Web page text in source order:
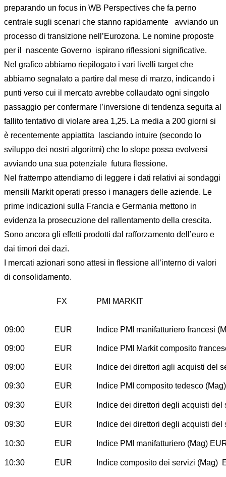
preparando un focus in WB Perspectives che fa perno
centrale sugli scenari che stanno rapidamente avviando un
processo di transizione nell’Eurozona. Le nomine proposte
per il nascente Governo ispirano riflessioni significative.
Nel grafico abbiamo riepilogato i vari livelli target che
abbiamo segnalato a partire dal mese di marzo, indicando i
punti verso cui il mercato avrebbe collaudato ogni singolo
passaggio per confermare l’inversione di tendenza seguita al
fallito tentativo di violare area 1,25. La media a 200 giorni si
è recentemente appiattita lasciando intuire (secondo lo
sviluppo dei nostri algoritmi) che lo slope possa evolversi
avviando una sua potenziale futura flessione.
Nel frattempo attendiamo di leggere i dati relativi ai sondaggi
mensili Markit operati presso i managers delle aziende. Le
prime indicazioni sulla Francia e Germania mettono in
evidenza la prosecuzione del rallentamento della crescita.
Sono ancora gli effetti prodotti dal rafforzamento dell’euro e
dai timori dei dazi.
I mercati azionari sono attesi in flessione all’interno di valori
di consolidamento.
FX PMI MARKIT
09:00 EUR Indice PMI manifatturiero francesi
09:00 EUR Indice PMI Markit composito
09:00 EUR Indice dei direttori agli acquisti del
09:30 EUR Indice PMI composito tedesco (Mag)
09:30 EUR Indice dei direttori degli acquisti
09:30 EUR Indice dei direttori degli acquisti
10:30 EUR Indice PMI manifatturiero (Mag)
10:30 EUR Indice composito dei servizi (Mag)